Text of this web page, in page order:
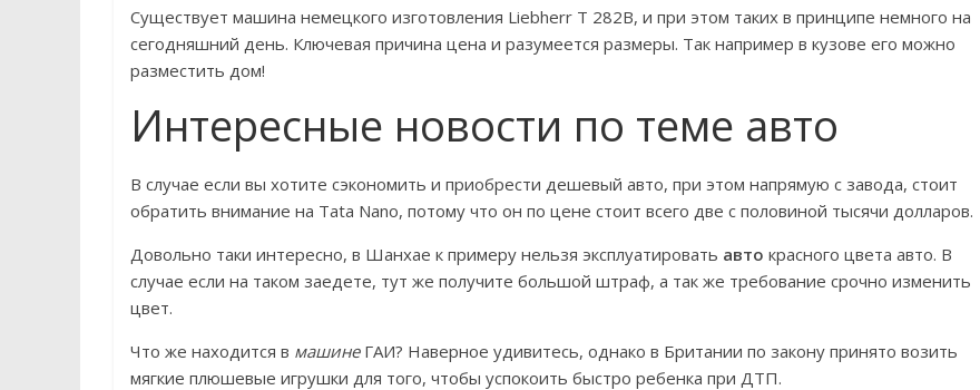
Существует машина немецкого изготовления Liebherr T 282B, и при этом таких в принципе немного на
сегодняшний день. Ключевая причина цена и разумеется размеры. Так например в кузове его можно
разместить дом!
Интересные новости по теме авто
В случае если вы хотите сэкономить и приобрести дешевый авто, при этом напрямую с завода, стоит
обратить внимание на Tata Nano, потому что он по цене стоит всего две с половиной тысячи долларов.
Довольно таки интересно, в Шанхае к примеру нельзя эксплуатировать авто красного цвета авто. В
случае если на таком заедете, тут же получите большой штраф, а так же требование срочно изменить
цвет.
Что же находится в машинеГАИ? Наверное удивитесь, однако в Британии по закону принято возить
мягкие плюшевые игрушки для того, чтобы успокоить быстро ребенка при ДТП.